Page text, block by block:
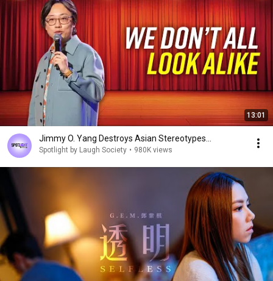
13:01
Jimmy O. Yang Destroys Asian Stereotypes...
Spotlight by Laugh Society • 980K views